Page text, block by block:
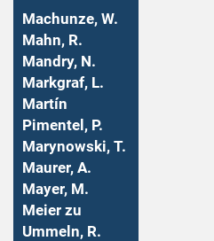
Machunze, W.
Mahn, R.
Mandry, N.
Markgraf, L.
Martín
Pimentel, P.
Marynowski, T.
Maurer, A.
Mayer, M.
Meier zu
Ummeln, R.